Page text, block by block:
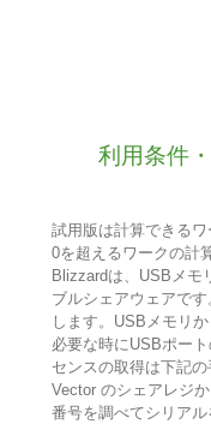
利用条件
試用版は計算できる
0を超えるワークの計
Blizzardは、USBメモ
ブルシェアウェアで
します。USBメモリ
必要な時にUSBポー
センスの取得は下記の
Vector のシェアレジ
番号を調べてシリア